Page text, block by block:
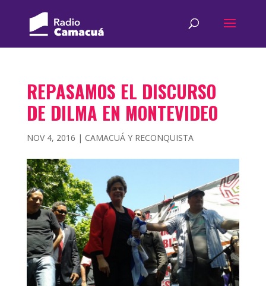
REPASAMOS EL DISCURSO
DE DILMA EN MONTEVIDEO
NOV 4, 2016 | CAMACUÁ Y RECONQUISTA